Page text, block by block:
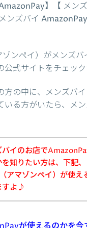
】【 メ
ンズバイ
ンペイ）がメンズ
式サイトをチェッ
方の中に、メンズバ
いる方がいたら、メ
イのお店で
知りたい方は、下記
アマゾンペイ）が使え
すよ♪